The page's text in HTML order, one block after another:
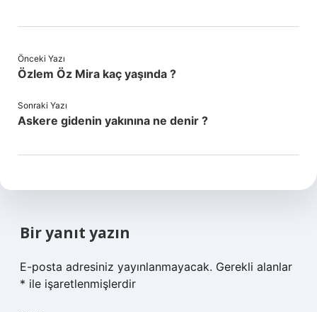
Önceki Yazı
Özlem Öz Mira kaç yaşında ?
Sonraki Yazı
Askere gidenin yakınına ne denir ?
Bir yanıt yazın
E-posta adresiniz yayınlanmayacak. Gerekli alanlar
* ile işaretlenmişlerdir